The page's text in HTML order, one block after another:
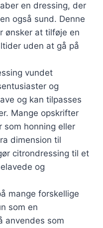
en dressing, der
også sund. Denne
ønsker at tilføje en
uden at gå på
vundet
og
og kan tilpasses
Mange opskrifter
som honning eller
dimension til
citrondressing til et
og
mange forskellige
som en
anvendes som